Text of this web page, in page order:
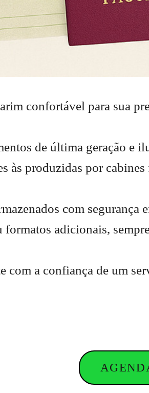
confortável para sua
de última geração e
às produzidas por
com segurança
formatos adicionais,
com a confiança de um